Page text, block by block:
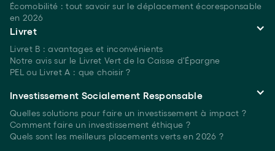
Écomobilité : tout savoir sur le déplacement écoresponsable
en 2026
Livret
Livret B : avantages et inconvénients
Notre avis sur le Livret Vert de la Caisse d'Épargne
PEL ou Livret A : que choisir ?
Investissement Socialement Responsable
Quelles solutions pour faire un investissement à impact ?
Comment faire un investissementéthique ?
Quels sont les meilleurs placements vertsen 2026 ?